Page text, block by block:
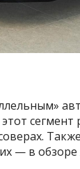
— в обзоре